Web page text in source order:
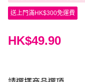
送上門滿HK$300免運費
HK$49.90